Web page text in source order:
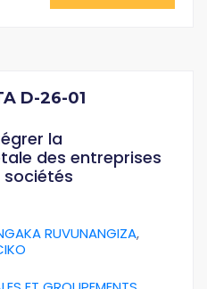
D-26-01
la
des entreprises
sociétés
RUVUNANGIZA,